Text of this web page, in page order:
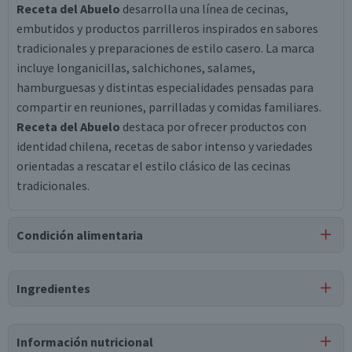
Receta del Abuelo desarrolla una línea de cecinas,
embutidos y productos parrilleros inspirados en sabores
tradicionales y preparaciones de estilo casero. La marca
incluye longanicillas, salchichones, salames,
hamburguesas y distintas especialidades pensadas para
compartir en reuniones, parrilladas y comidas familiares.
Receta del Abuelo destaca por ofrecer productos con
identidad chilena, recetas de sabor intenso y variedades
orientadas a rescatar el estilo clásico de las cecinas
tradicionales.
Condición alimentaria
Ingredientes
Información nutricional